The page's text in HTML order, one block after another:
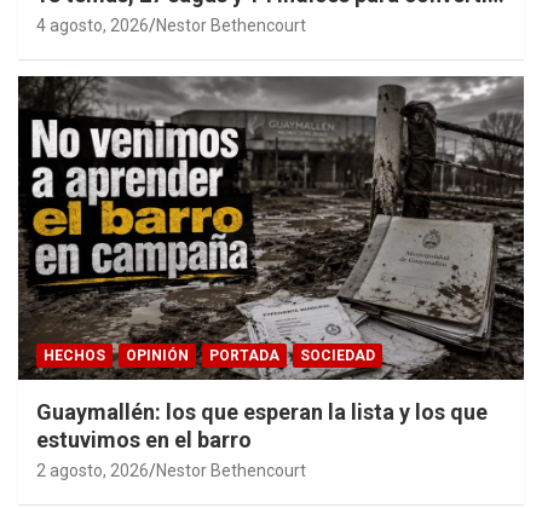
años de investigación en memoria pública
4 agosto, 2026 Nestor Bethencourt
HECHOS OPINIÓN PORTADA SOCIEDAD
Guaymallén: los que esperan la lista y los que
estuvimos en el barro
2 agosto, 2026 Nestor Bethencourt